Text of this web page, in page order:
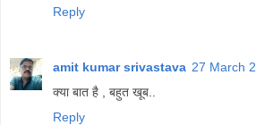
Reply
amit kumar srivastava 27 March
क्या बात है , बहुत खूब..
Reply